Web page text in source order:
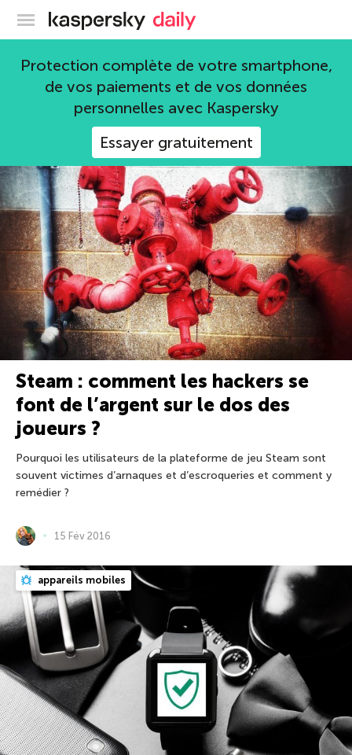
Blog officiel de Kaspersky
Protection complète de votre smartphone,
de vos paiements et de vos données
personnelles avec Kaspersky
Essayer gratuitement
données personnelles
62 articles
données personnelles
Steam : comment les hackers se
font de l’argent sur le dos des
joueurs ?
Pourquoi les utilisateurs de la plateforme de jeu Steam sont
souvent victimes d’arnaques et d’escroqueries et comment y
remédier ?
15 Fév 2016
appareils mobiles